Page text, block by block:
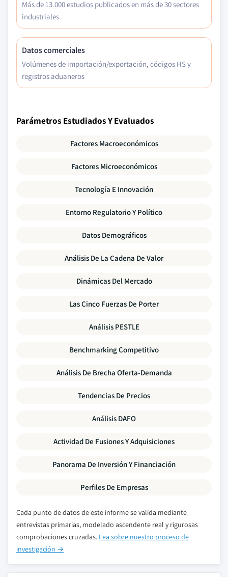
Más de 13.000 estudios publicados en más de 30 sectores
industriales
Datos comerciales
Volúmenes de importación/exportación, códigos HS y
registros aduaneros
Parámetros Estudiados Y Evaluados
Factores Macroeconómicos
Factores Microeconómicos
Tecnología E Innovación
Entorno Regulatorio Y Político
Datos Demográficos
Análisis De La Cadena De Valor
Dinámicas Del Mercado
Las Cinco Fuerzas De Porter
Análisis PESTLE
Benchmarking Competitivo
Análisis De Brecha Oferta-Demanda
Tendencias De Precios
Análisis DAFO
Actividad De Fusiones Y Adquisiciones
Panorama De Inversión Y Financiación
Perfiles De Empresas
Cada punto de datos de este informe se valida mediante
entrevistas primarias, modelado ascendente real y rigurosas
comprobaciones cruzadas. Lea sobre nuestro proceso de
investigación →